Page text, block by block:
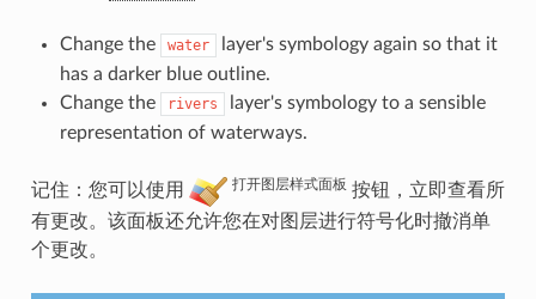
Change the water
layer's symbology again so that it
has a darker blue outline.
Change the
rivers
layer's symbology to a sensible
representation of waterways.
记住：您可以使用 打开图层样式面板按钮，立即查看所
有更改。该面板还允许您在对图层进行符号化时撤消单
个更改。